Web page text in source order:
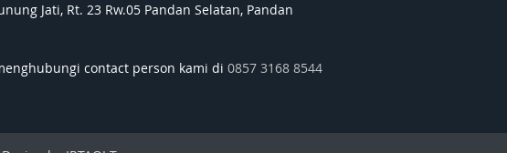
Jati, Rt. 23 Rw.05 Pandan Selatan, Pandan
contact person kami di 0857 3168 8544